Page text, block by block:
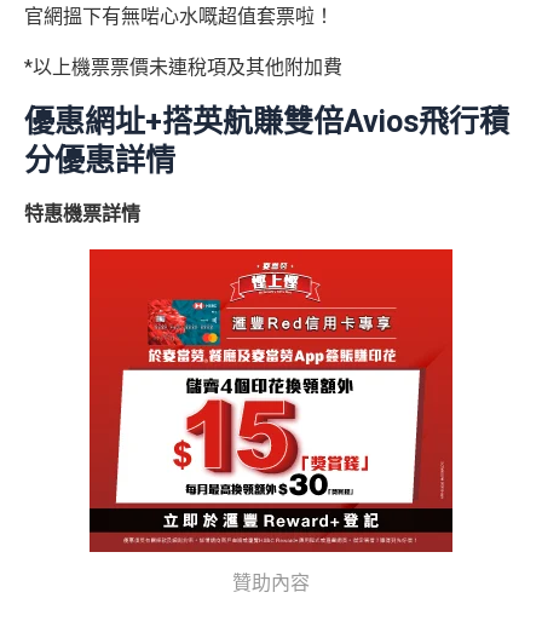
官網搵下有無啱心水嘅超值套票啦！
*以上機票票價未連稅項及其他附加費
優惠網址+搭英航賺雙倍Avios飛行積
分優惠詳情
特惠機票詳情
贊助內容